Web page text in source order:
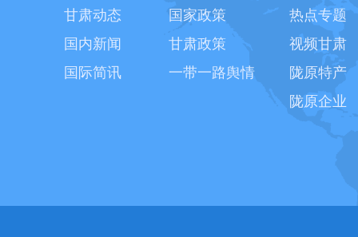
甘肃动态
国内新闻
国际简讯
国家政策
甘肃政策
一带一路舆情
热点专题
视频甘肃
陇原特产
陇原企业